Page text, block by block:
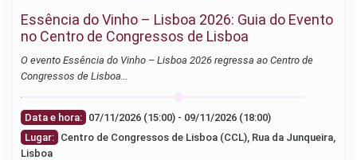
Essência do Vinho – Lisboa 2026: Guia do Evento
no Centro de Congressos de Lisboa
O evento Essência do Vinho – Lisboa 2026 regressa ao Centro de
Congressos de Lisboa…
Data e hora:
07/11/2026 (15:00) - 09/11/2026 (18:00)
Lugar: Centro de Congressos de Lisboa (CCL), Rua da Junqueira,
Lisboa